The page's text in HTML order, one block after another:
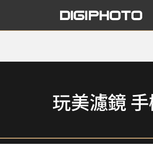
玩美濾鏡